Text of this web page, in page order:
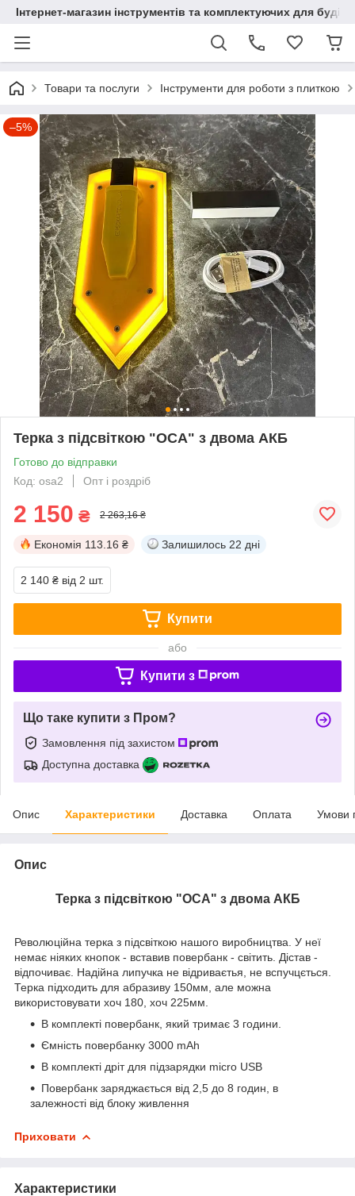
Інтернет-магазин інструментів та комплектуючих для
Товари та послуги Інструменти для роботи з плиткою
–5%
Терка з підсвіткою "ОСА" з двома АКБ
Готово до відправки
Код: osa2
Опт і роздріб
2 150 ₴ 2 263,16 ₴
Економія 113.16 ₴ Залишилось 22 дні
2 140 ₴ від 2 шт.
Купити
або
Купити з
Що таке купити з Пром?
Замовлення під захистом
Доступна доставка
Опис Характеристики Доставка Оплата Умови
Опис
Терка з підсвіткою "ОСА" з двома АКБ
Революційна терка з підсвіткою нашого виробництва. У неї
немає ніяких кнопок - вставив повербанк - світить. Дістав -
відпочиває. Надійна липучка не відриваєтья, не вспучцється.
Терка підходить для абразиву 150мм, але можна
використовувати хоч 180, хоч 225мм.
В комплекті повербанк, який тримає 3 години.
Ємність повербанку 3000 mAh
В комплекті дріт для підзарядки micro USB
Повербанк заряджається від 2,5 до 8 годин, в
залежності від блоку живлення
Приховати
Характеристики